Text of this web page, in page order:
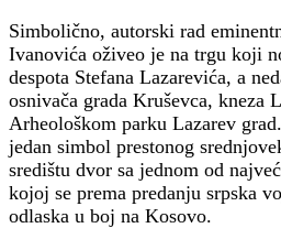
Simbolično, autorski rad
Ivanovića oživeo je na trgu koji
despota Stefana Lazarevića, a
osnivača grada Kruševca, kneza
Arheološkom parku Lazarev
jedan simbol prestonog
središtu dvor sa jednom od
kojoj se prema predanju srpska
odlaska u boj na Kosovo.